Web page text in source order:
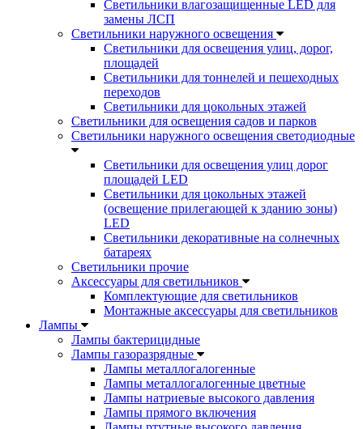
Светильники влагозащищенные LED для
замены ЛСП
Светильники наружного освещения
Светильники для освещения улиц, дорог,
площадей
Светильники для тоннелей и пешеходных
переходов
Светильники для цокольных этажей
Светильники для освещения садов и парков
Светильники наружного освещения светодиодные
Светильники для освещения улиц дорог
площадей LED
Светильники для цокольных этажей
(освещение прилегающей к зданию зоны)
LED
Светильники декоративные на солнечных
батареях
Светильники прочие
Аксессуары для светильников
Комплектующие для светильников
Монтажные аксессуары для светильников
Лампы
Лампы бактерицидные
Лампы газоразрядные
Лампы металлогалогенные
Лампы металлогалогенные цветные
Лампы натриевые высокого давления
Лампы прямого включения